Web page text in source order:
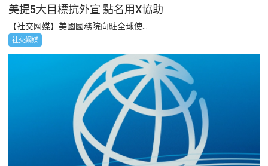
美提5大目標抗外宣 點名用X協助
【社交网媒】美國國務院向駐全球使...
社交網媒